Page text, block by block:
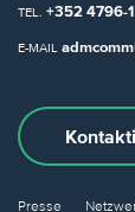
TEL. +352 4796-1
E-MAIL
Presse